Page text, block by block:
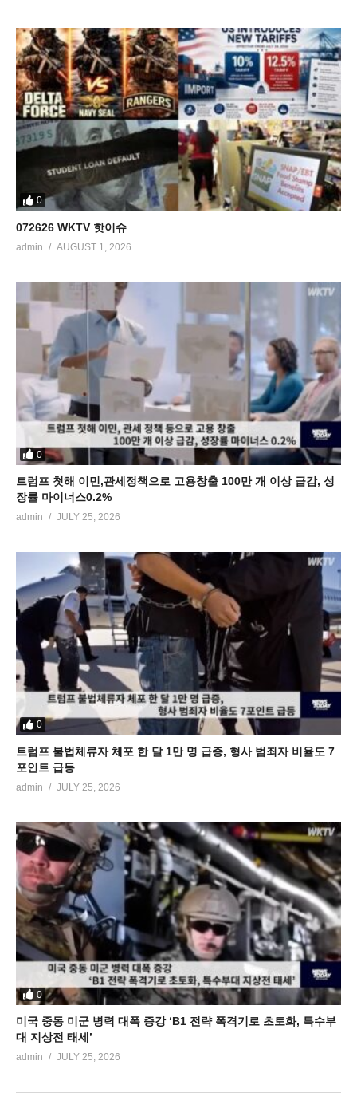
0
072626 WKTV 핫이슈
admin AUGUST 1, 2026
0
트럼프 첫해 이민,관세정책으로 고용창출 100만 개 이상 급감, 성
장률 마이너스0.2%
admin JULY 25, 2026
0
트럼프 불법체류자 체포 한 달 1만 명 급증, 형사 범죄자 비율도 7
포인트 급등
admin JULY 25, 2026
0
미국 중동 미군 병력 대폭 증강 ‘B1 전략 폭격기로 초토화, 특수부
대 지상전 태세’
admin JULY 25, 2026